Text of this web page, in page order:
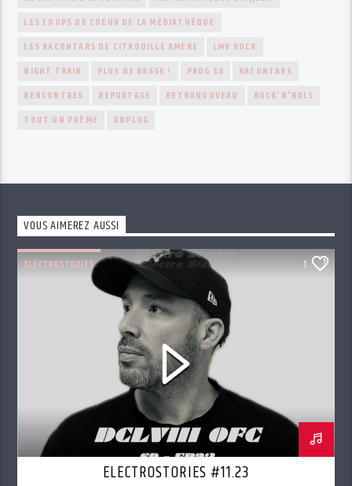
LES COUPS DE COEUR DE LA MÉDIATHÈQUE
LES RACONTARS DE CITROUILLE AMÈRE
LMV ROCK
NIGHT TRAIN
PLUS DE BASSE ! PROG 50
RACONTARS
RENCONTRES
REPORTAGE RETRONOUVEAU
ROCK'N'ROLL
TOUT UN POÈME
UNPLUG
VOUS AIMEREZ AUSSI
ELECTROSTORIES 1
ELECTROSTORIES #11.23